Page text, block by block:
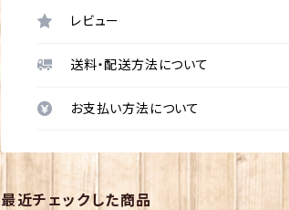
レビュー
送料・配送方法について
お支払い方法について
最近チェックした商品